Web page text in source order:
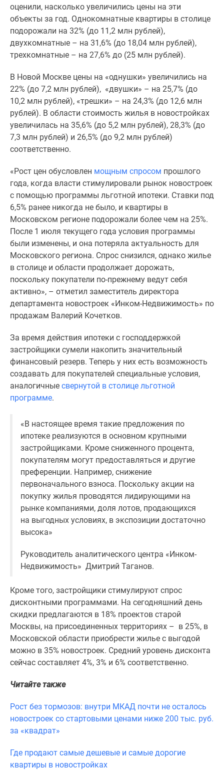
авторы
проекте
Контакты
Реклама
сайте
Машино-
места
Апартаменты
ипотека
#рассрочка
ИТ-
ипотека
Квартиры
скидками
41%
Видео
360°
новостроек
Субсидированная
Rutube
Поиск
дома
Москве
Программа
Москве
Новостройки
премиум-
класса
Новостройки
бизнес-
класса
Рассрочка
Траншевая
Коттеджные
поселки
Новой
Москве
Готовые
коттеджные
Строящиеся
поселки
Коттеджные
поселки
лесу
оценили, насколько увеличились цены на эти
объекты за год. Однокомнатные квартиры в столице
подорожали на 32% (до 11,2 млн рублей),
двухкомнатные – на 31,6% (до 18,04 млн рублей),
трехкомнатные – на 27,6% до (25 млн рублей).
В Новой Москве цены на «однушки» увеличились на
22% (до 7,2 млн рублей), «двушки» – на 25,7% (до
10,2 млн рублей), «трешки» – на 24,3% (до 12,6 млн
рублей). В области стоимость жилья в новостройках
увеличилась на 35,6% (до 5,2 млн рублей), 28,3% (до
7,3 млн рублей) и 26,5% (до 9,2 млн рублей)
соответственно.
«Рост цен обусловлен мощным спросом прошлого
года, когда власти стимулировали рынок новостроек
с помощью программы льготной ипотеки. Ставки под
6,5% ранее никогда не было, и квартиры в
Московском регионе подорожали более чем на 25%.
После 1 июля текущего года условия программы
были изменены, и она потеряла актуальность для
Московского региона. Спрос снизился, однако жилье
в столице и области продолжает дорожать,
поскольку покупатели по-прежнему ведут себя
активно», – отметил заместитель директора
департамента новостроек «Инком-Недвижимость» по
продажам Валерий Кочетков.
За время действия ипотеки с господдержкой
застройщики сумели накопить значительный
финансовый резерв. Теперь у них есть возможность
создавать для покупателей специальные условия,
аналогичные свернутой в столице льготной
программе.
«В настоящее время такие предложения по
ипотеке реализуются в основном крупными
застройщиками. Кроме сниженного процента,
покупателям могут предоставляться и другие
преференции. Например, снижение
первоначального взноса. Поскольку акции на
покупку жилья проводятся лидирующими на
рынке компаниями, доля лотов, продающихся
на выгодных условиях, в экспозиции достаточно
высока»
Руководитель аналитического центра «Инком-
Недвижимость» Дмитрий Таганов.
Кроме того, застройщики стимулируют спрос
дисконтными программами. На сегодняшний день
скидки предлагаются в 18% проектов старой
Москвы, на присоединенных территориях – в 25%, в
Московской области приобрести жилье с выгодой
можно в 35% новостроек. Средний уровень дисконта
сейчас составляет 4%, 3% и 6% соответственно.
Читайте также
Рост без тормозов: внутри МКАД почти не осталось
новостроек со стартовыми ценами ниже 200 тыс. руб.
за «квадрат»
Где продают самые дешевые и самые дорогие
квартиры в новостройках